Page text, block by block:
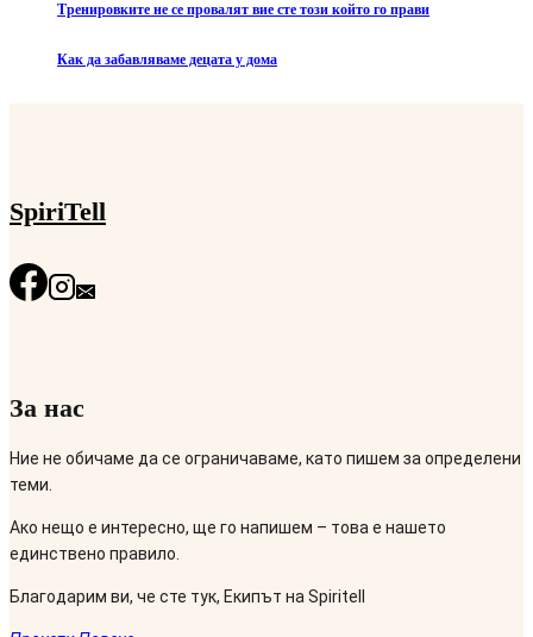
Тренировките не се провалят вие сте този който го прави
Как да забавляваме децата у дома
SpiriTell
За нас
Ние не обичаме да се ограничаваме, като пишем за определени
теми.
Ако нещо е интересно, ще го напишем – това е нашето
единствено правило.
Благодарим ви, че сте тук, Екипът на Spiritell